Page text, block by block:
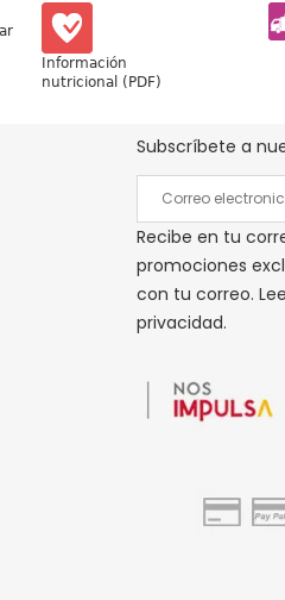
Información
nutricional (PDF)Boletín De
Subscríbete a
Recibe en tu
promociones
con tu correo.
privacidad.